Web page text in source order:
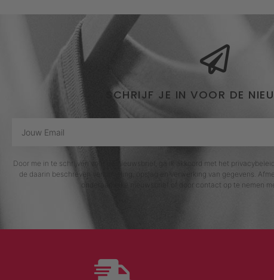
SCHRIJF JE IN VOOR DE
Door me in te schrijven voor de nieuwsbrief, ga ik akkoord met het
de daarin beschreven verzameling, opslag en verwerking van gegevens.
onderaan elke nieuwsbrief of door contact op te nemen